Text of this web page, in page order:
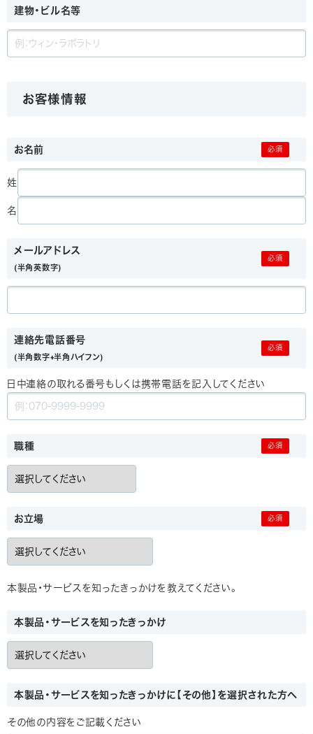
建物・ビル名等
お客様情報
お名前
姓
名
メールアドレス
(半角英数字)
連絡先電話番号
(半角数字+半角ハイフン)
日中連絡の取れる番号もしくは携帯電話を記入してください
職種
お立場
本製品・サービスを知ったきっかけを教えてください。
本製品・サービスを知ったきっかけ
本製品・サービスを知ったきっかけに【その他】を選択された方へ
その他の内容をご記載ください